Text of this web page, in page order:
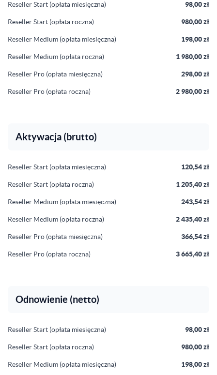
Reseller Start (opłata miesięczna) 98,00 zł
Reseller Start (opłata roczna) 980,00 zł
Reseller Medium (opłata miesięczna) 198,00 zł
Reseller Medium (opłata roczna) 1 980,00 zł
Reseller Pro (opłata miesięczna) 298,00 zł
Reseller Pro (opłata roczna) 2 980,00 zł
Aktywacja (brutto)
Reseller Start (opłata miesięczna) 120,54 zł
Reseller Start (opłata roczna) 1 205,40 zł
Reseller Medium (opłata miesięczna) 243,54 zł
Reseller Medium (opłata roczna) 2 435,40 zł
Reseller Pro (opłata miesięczna) 366,54 zł
Reseller Pro (opłata roczna) 3 665,40 zł
Odnowienie (netto)
Reseller Start (opłata miesięczna) 98,00 zł
Reseller Start (opłata roczna) 980,00 zł
Reseller Medium (opłata miesięczna) 198,00 zł